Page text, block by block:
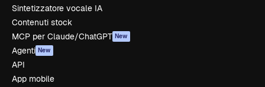
Sintetizzatore vocale IA
Contenuti stock
MCP per Claude/ChatGPT New
Agenti New
API
App mobile